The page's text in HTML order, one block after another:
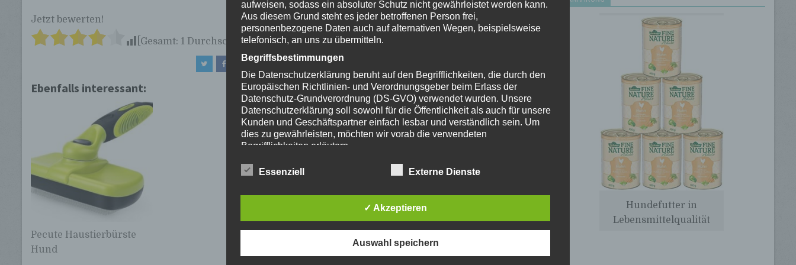
Jetzt bewerten!
[Gesamt: 1 Durchschnitt:4]
Ebenfalls interessant:
Pecute Haustierbürste
Hund
Hundefutter in
Lebensmittelqualität
aufweisen, sodass ein absoluter Schutz nicht gewährleistet werden kann.
Aus diesem Grund steht es jeder betroffenen Person frei,
personenbezogene Daten auch auf alternativen Wegen, beispielsweise
telefonisch, an uns zu übermitteln.
Begriffsbestimmungen
Die Datenschutzerklärung beruht auf den Begrifflichkeiten, die durch den
Europäischen Richtlinien- und Verordnungsgeber beim Erlass der
Datenschutz-Grundverordnung (DS-GVO) verwendet wurden. Unsere
Datenschutzerklärung soll sowohl für die Öffentlichkeit als auch für unsere
Kunden und Geschäftspartner einfach lesbar und verständlich sein. Um
dies zu gewährleisten, möchten wir vorab die verwendeten
Begrifflichkeiten erläutern.
Wir verwenden in dieser Datenschutzerklärung unter anderem die
folgenden Begriffe:
a) personenbezogene Daten
Personenbezogene Daten sind alle Informationen, die sich auf eine
identifizierte oder identifizierbare natürliche Person (im Folgenden
natürliche Person angesehen, die direkt oder indirekt, insbesondere
mittels Zuordnung zu einer Kennung wie einem Namen, zu einer
Essenziell Externe Dienste
✓ Akzeptieren
Auswahl speichern